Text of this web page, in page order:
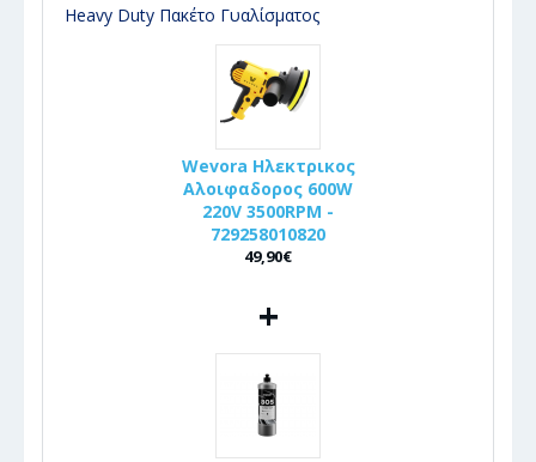
Heavy Duty Πακέτο Γυαλίσματος
Wevora Ηλεκτρικος
Αλοιφαδορος 600W
220V 3500RPM -
729258010820
49,90€
+